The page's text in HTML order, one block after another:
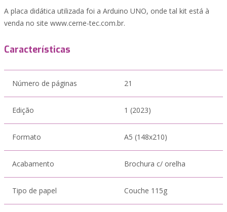
A placa didática utilizada foi a Arduino UNO, onde tal kit está à
venda no site www.cerne-tec.com.br.
Características
Número de páginas 21
Edição 1 (2023)
Formato A5 (148x210)
Acabamento Brochura c/ orelha
Tipo de papel Couche 115g